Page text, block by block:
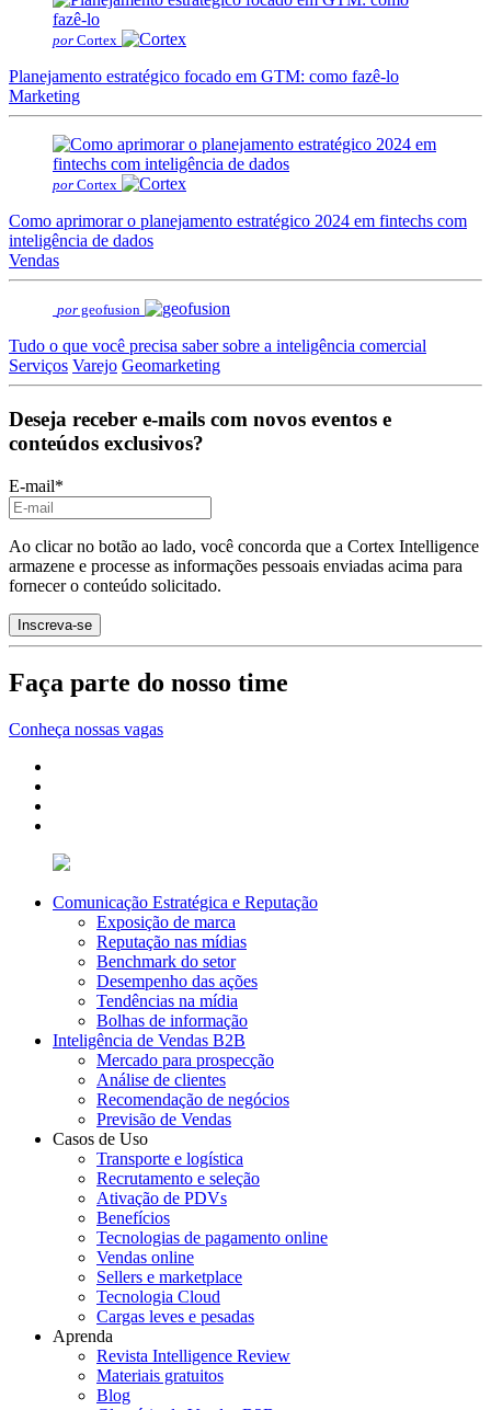
por Cortex
Planejamento estratégico focado em GTM: como fazê-lo
Marketing
por Cortex
Como aprimorar o planejamento estratégico 2024 em fintechs com
inteligência de dados
Vendas
por geofusion
Tudo o que você precisa saber sobre a inteligência comercial
Serviços Varejo Geomarketing
Deseja receber e-mails com novos eventos e
conteúdos exclusivos?
E-mail*
Ao clicar no botão ao lado, você concorda que a Cortex Intelligence
armazene e processe as informações pessoais enviadas acima para
fornecer o conteúdo solicitado.
Faça parte do nosso time
Conheça nossas vagas
Comunicação Estratégica e Reputação
Exposição de marca
Reputação nas mídias
Benchmark do setor
Desempenho das ações
Tendências na mídia
Bolhas de informação
Inteligência de Vendas B2B
Mercado para prospecção
Análise de clientes
Recomendação de negócios
Previsão de Vendas
Casos de Uso
Transporte e logística
Recrutamento e seleção
Ativação de PDVs
Benefícios
Tecnologias de pagamento online
Vendas online
Sellers e marketplace
Tecnologia Cloud
Cargas leves e pesadas
Aprenda
Revista Intelligence Review
Materiais gratuitos
Blog